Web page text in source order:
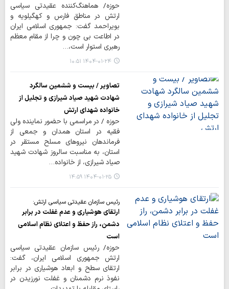
حوزه/ هماهنگ‌کننده عقیدتی سیاسی
ارتش در مناطق فارس و کهگیلویه و
بویراحمد گفت: جمهوری اسلامی ایران
در اطاعت بی چون و چرا از مقام معظم
رهبری استوار است،…
۱۴۰۴-۰۱-۲۴ ۱۰:۵۱
تصاویر / بیست و ششمین سالگرد
شهادت شهید صیاد شیرازی و تجلیل از
خانواده شهدای ارتش
حوزه / در مراسمی با حضور نماینده ولی
فقیه در استان همدان و جمعی از
فرماندهان نیروهای مسلح مستقر در
استان، به مناسبت سالروز شهادت شهید
صیاد شیرازی، از خانواده…
۱۴۰۴-۰۱-۲۵ ۱۴:۵۹
رئیس سازمان عقیدتی سیاسی ارتش:
ارتقای هوشیاری و عدم غفلت در برابر
دشمن، راز حفظ و اعتلای نظام اسلامی
است
حوزه/ رئیس سازمان عقیدتی سیاسی
ارتش جمهوری اسلامی ایران، گفت:
ارتقای سطح و ابعاد هوشیاری در برابر
نفوذ نرم دشمنان و غفلت نورزیدن در